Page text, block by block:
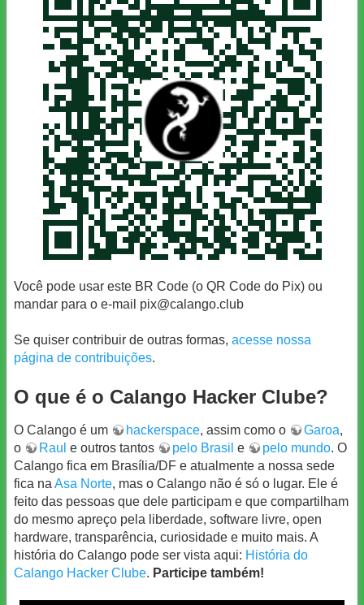
Você pode usar este BR Code (o QR Code do Pix) ou
mandar para o e-mail pix@calango.club
Se quiser contribuir de outras formas, acesse nossa
página de contribuições.
O que é o Calango Hacker Clube?
O Calango é um hackerspace, assim como o Garoa,
o
Raul e outros tantos pelo Brasil e pelo mundo. O
Calango fica em Brasília/DF e atualmente a nossa sede
fica na Asa Norte, mas o Calango não é só o lugar. Ele é
feito das pessoas que dele participam e que compartilham
do mesmo apreço pela liberdade, software livre, open
hardware, transparência, curiosidade e muito mais. A
história do Calango pode ser vista aqui: História do
Calango Hacker Clube. Participe também!